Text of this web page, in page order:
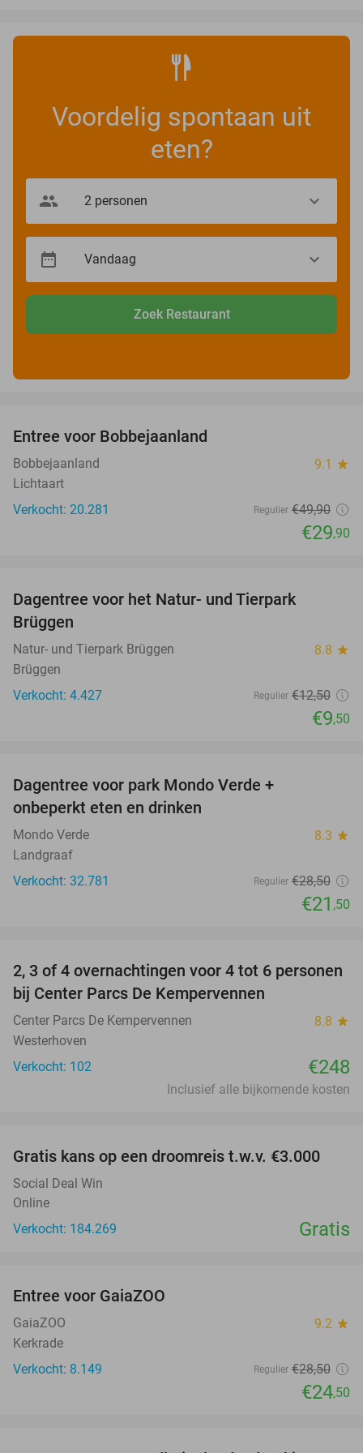
Voordelig spontaan uit
eten?
Zoek Restaurant
Entree voor Bobbejaanland
Bobbejaanland 9.1 star
Lichtaart
Verkocht: 20.281
Regulier €49,90
€29,90
Dagentree voor het Natur- und Tierpark
Brüggen
Natur- und Tierpark Brüggen 8.8 star
Brüggen
Verkocht: 4.427
Regulier €12,50
€9,50
Dagentree voor park Mondo Verde +
onbeperkt eten en drinken
Mondo Verde 8.3 star
Landgraaf
Verkocht: 32.781
Regulier €28,50
€21 ,50
2, 3 of 4 overnachtingen voor 4 tot 6 personen
bij Center Parcs De Kempervennen
Center Parcs De Kempervennen 8.8 star
Westerhoven
Verkocht: 102
€248
Inclusief alle bijkomende kosten
Gratis kans op een droomreis t.w.v. €3.000
Social Deal Win
Online
Verkocht: 184.269
Gratis
Entree voor GaiaZOO
GaiaZOO 9.2 star
Kerkrade
Verkocht: 8.149
Regulier €28,50
€24,50